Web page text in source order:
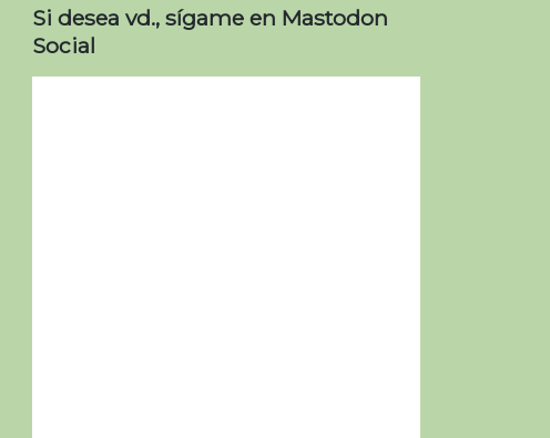
Si desea vd., sígame en Mastodon
Social